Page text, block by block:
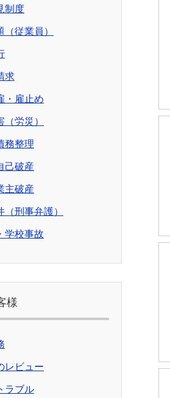
制度
（従業員）
求
・雇止め
労災）
務整理
己破産
主破産
（刑事弁護）
学校事故
様
レビュー
ラブル